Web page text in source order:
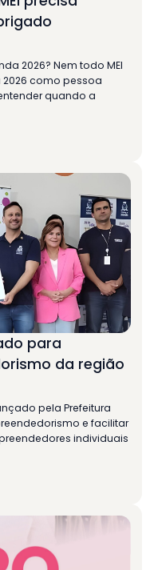
2026? Nem todo MEI
como pessoa
quando a
para
da região
pela Prefeitura
e facilitar
individuais